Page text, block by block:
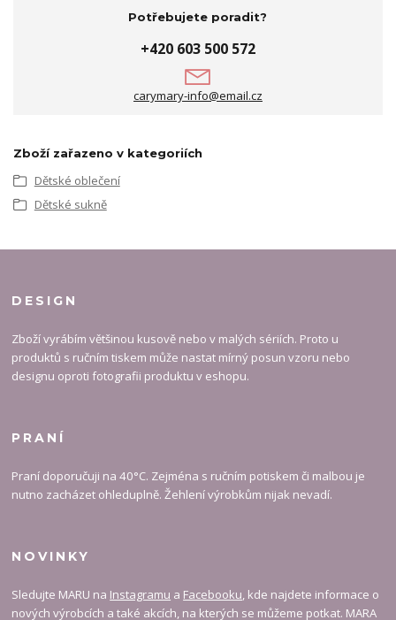
Potřebujete poradit?
+420 603 500 572
carymary-info@email.cz
Zboží zařazeno v kategoriích
Dětské oblečení
Dětské sukně
DESIGN
Zboží vyrábím většinou kusově nebo v malých sériích. Proto u
produktů s ručním tiskem může nastat mírný posun vzoru nebo
designu oproti fotografii produktu v eshopu.
PRANÍ
Praní doporučuji na 40°C. Zejména s ručním potiskem či malbou je
nutno zacházet ohleduplně. Žehlení výrobkům nijak nevadí.
NOVINKY
Sledujte MARU na Instagramu a Facebooku, kde najdete informace o
nových výrobcích a také akcích, na kterých se můžeme potkat. MARA